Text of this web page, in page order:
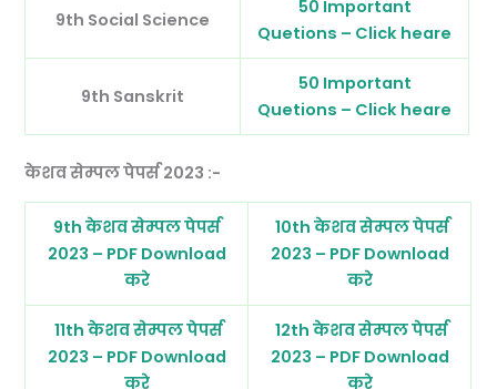
9th Social Science
50 Important
Quetions – Click heare
9th Sanskrit
50 Important
Quetions – Click heare
केशव सेम्पल पेपर्स 2023 :-
9th केशव सेम्पल पेपर्स
2023 – PDF Download
करे
10th केशव सेम्पल पेपर्स
2023 – PDF Download
करे
11th केशव सेम्पल पेपर्स
2023 – PDF Download
करे
12th केशव सेम्पल पेपर्स
2023 – PDF Download
करे